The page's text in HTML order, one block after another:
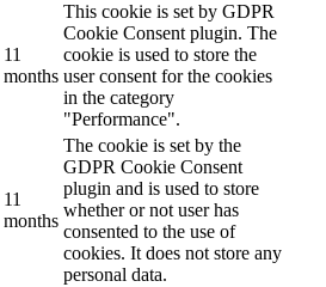
11
months
This cookie is set by GDPR
Cookie Consent plugin. The
cookie is used to store the
user consent for the cookies
in the category
"Performance".
11
months
The cookie is set by the
GDPR Cookie Consent
plugin and is used to store
whether or not user has
consented to the use of
cookies. It does not store any
personal data.